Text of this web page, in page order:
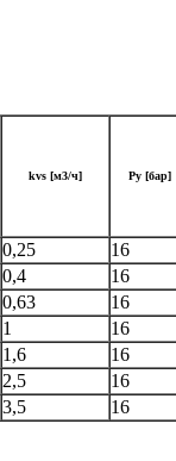
kvs [м3/ч] Ру [бар]
0,25
16
0,4
16
0,63
16
1
16
1,6
16
2,5
16
3,5 16